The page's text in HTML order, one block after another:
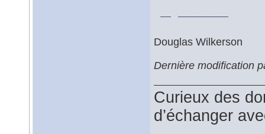
Douglas Wilkerson
Dernière modification
Curieux des
d’échanger